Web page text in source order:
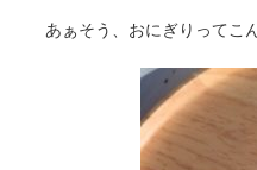
あぁそう、おにぎりってこ